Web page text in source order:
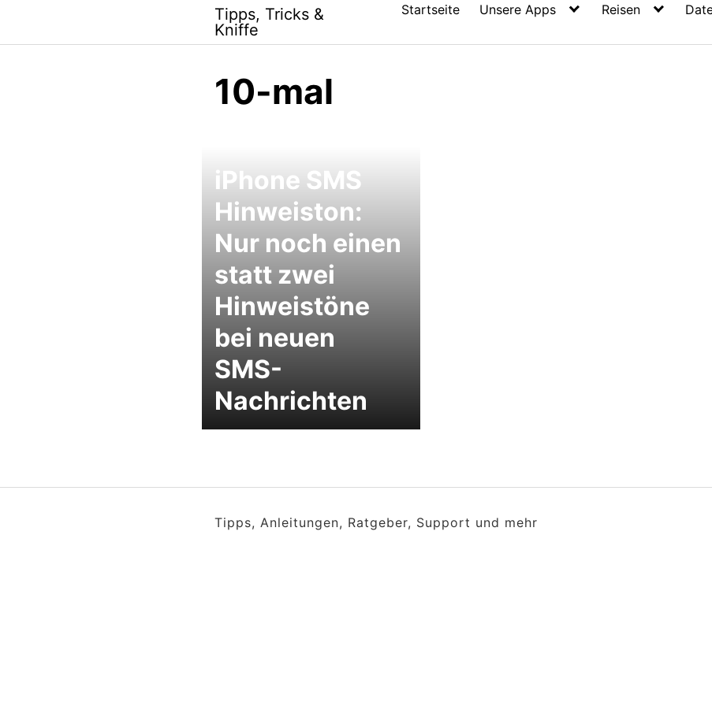
content
Tipps, Tricks &
Kniffe
Startseite Unsere Apps Reisen
10-mal
iPhone SMS
Hinweiston:
Nur noch einen
statt zwei
Hinweistöne
bei neuen
SMS-
Nachrichten
Tipps, Anleitungen, Ratgeber, Support und mehr